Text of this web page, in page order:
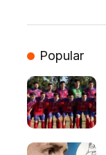
Popular